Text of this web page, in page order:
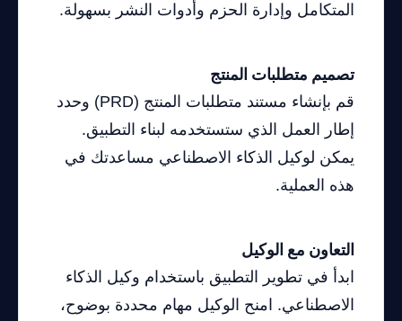
المتكامل وإدارة الحزم وأدوات النشر بسهولة.
تصميم متطلبات المنتج
قم بإنشاء مستند متطلبات المنتج (PRD) وحدد
إطار العمل الذي ستستخدمه لبناء التطبيق.
يمكن لوكيل الذكاء الاصطناعي مساعدتك في
هذه العملية.
التعاون مع الوكيل
ابدأ في تطوير التطبيق باستخدام وكيل الذكاء
الاصطناعي. امنح الوكيل مهام محددة بوضوح،